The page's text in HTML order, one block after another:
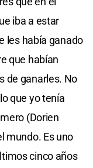
iba a estar
les había ganado
que habían
de ganarles. No
que yo tenía
(Dorien
mundo. Es uno
cinco años